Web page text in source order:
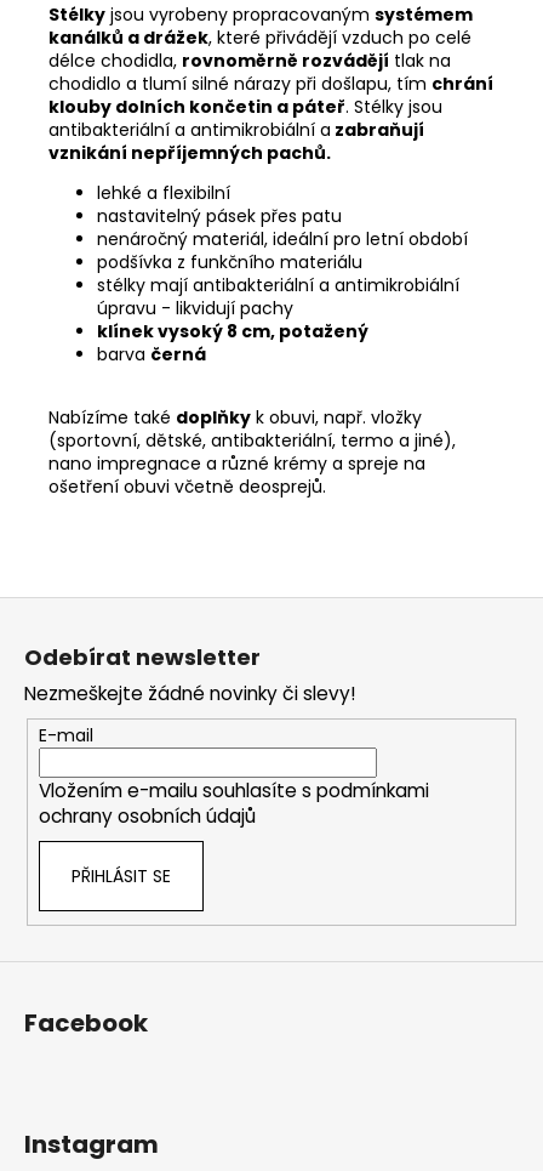
Stélky jsou vyrobeny propracovaným systémem
kanálků a drážek, které přivádějí vzduch po celé
délce chodidla, rovnoměrně rozvádějí tlak na
chodidlo a tlumí silné nárazy při došlapu, tím chrání
klouby dolních končetin a páteř. Stélky jsou
antibakteriální a antimikrobiální a zabraňují
vznikání nepříjemných pachů.
lehké a flexibilní
nastavitelný pásek přes patu
nenáročný materiál, ideální pro letní období
podšívka z funkčního materiálu
stélky mají antibakteriální a antimikrobiální
úpravu - likvidují pachy
klínek vysoký 8 cm, potažený
barva černá
Nabízíme také doplňky k obuvi, např. vložky
(sportovní, dětské, antibakteriální, termo a jiné),
nano impregnace a různé krémy a spreje na
ošetření obuvi včetně deosprejů.
Z
Odebírat newsletter
Nezmeškejte žádné novinky či slevy!
E-mail
Vložením e-mailu souhlasíte s podmínkami
ochrany osobních údajů
PŘIHLÁSIT SE
Facebook
Instagram